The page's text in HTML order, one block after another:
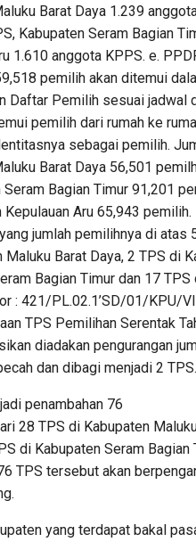
Barat Daya 1.239
Kabupaten Seram Bagian
1.610 anggota KPPS. e.
pemilih akan ditemui
Daftar Pemilih sesuai
pemilih dari rumah ke
sebagai pemilih.
Barat Daya 56,501
Seram Bagian Timur 91,201
Kepulauan Aru 65,943 pemilih.
jumlah pemilihnya di atas
Maluku Barat Daya, 2 TPS di
Bagian Timur dan 17
: 421/PL.02.1’SD/01/KPU/
TPS Pemilihan Serentak
diadakan pengurangan
dan dibagi menjadi 2 TPS.
penambahan 76
28 TPS di Kabupaten
di Kabupaten Seram
TPS tersebut akan
yang terdapat bakal